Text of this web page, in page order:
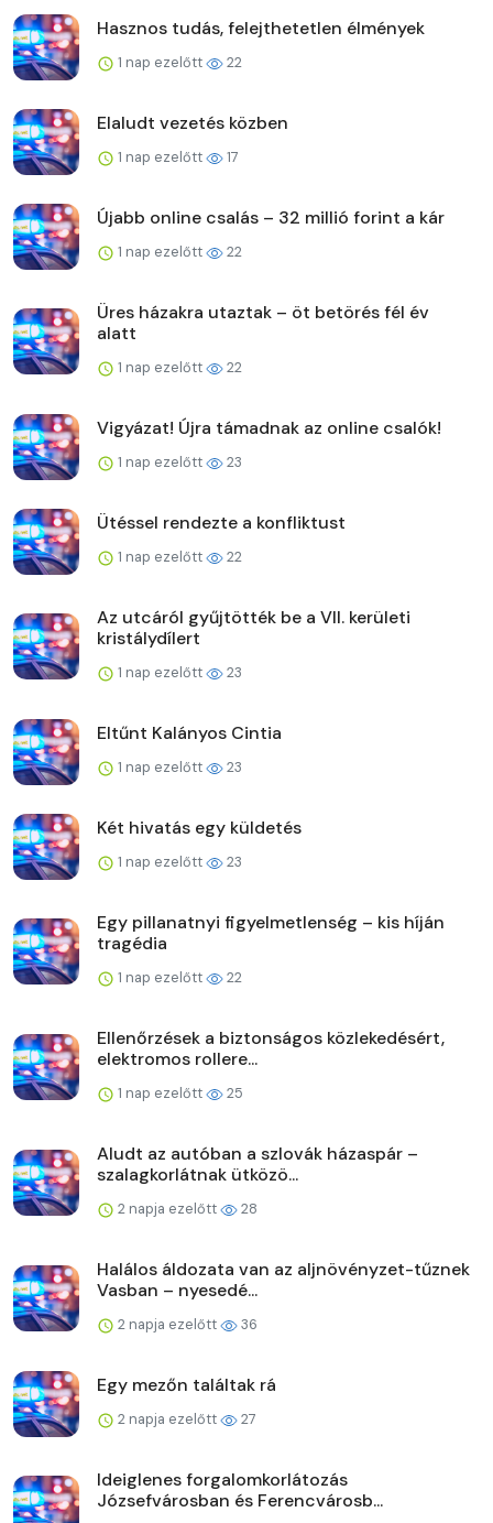
Hasznos tudás, felejthetetlen élmények
1 nap ezelőtt 22
Elaludt vezetés közben
1 nap ezelőtt 17
Újabb online csalás – 32 millió forint a kár
1 nap ezelőtt 22
Üres házakra utaztak – öt betörés fél év
alatt
1 nap ezelőtt 22
Vigyázat! Újra támadnak az online csalók!
1 nap ezelőtt 23
Ütéssel rendezte a konfliktust
1 nap ezelőtt 22
Az utcáról gyűjtötték be a VII. kerületi
kristálydílert
1 nap ezelőtt 23
Eltűnt Kalányos Cintia
1 nap ezelőtt 23
Két hivatás egy küldetés
1 nap ezelőtt 23
Egy pillanatnyi figyelmetlenség – kis híján
tragédia
1 nap ezelőtt 22
Ellenőrzések a biztonságos közlekedésért,
elektromos rollere...
1 nap ezelőtt 25
Aludt az autóban a szlovák házaspár –
szalagkorlátnak ütközö...
2 napja ezelőtt 28
Halálos áldozata van az aljnövényzet-tűznek
Vasban – nyesedé...
2 napja ezelőtt 36
Egy mezőn találtak rá
2 napja ezelőtt 27
Ideiglenes forgalomkorlátozás
Józsefvárosban és Ferencvárosb...